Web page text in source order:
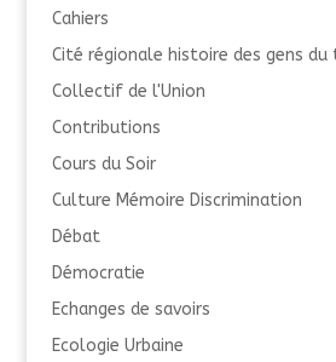
Cahiers
Cité régionale histoire des gens
Collectif de l'Union
Contributions
Cours du Soir
Culture Mémoire Discrimination
Débat
Démocratie
Echanges de savoirs
Ecologie Urbaine